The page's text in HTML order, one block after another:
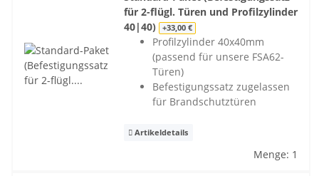
für 2-flügl. Türen und Profilzylinder
40|40)
+33,00 €
Profilzylinder 40x40mm
(passend für unsere FSA62-
Türen)
Befestigungssatz zugelassen
für Brandschutztüren
Artikeldetails
Menge: 1